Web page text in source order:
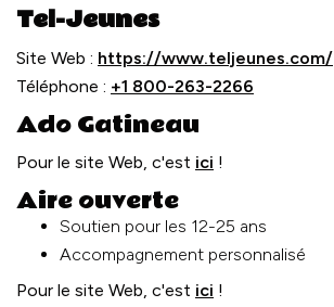
Tel-Jeunes
Site Web : https://www.teljeunes.com/
Téléphone : +1 800-263-2266
Ado Gatineau
Pour le site Web, c'est ici !
Aire ouverte
Soutien pour les 12-25 ans
Accompagnement personnalisé
Pour le site Web, c'est ici !